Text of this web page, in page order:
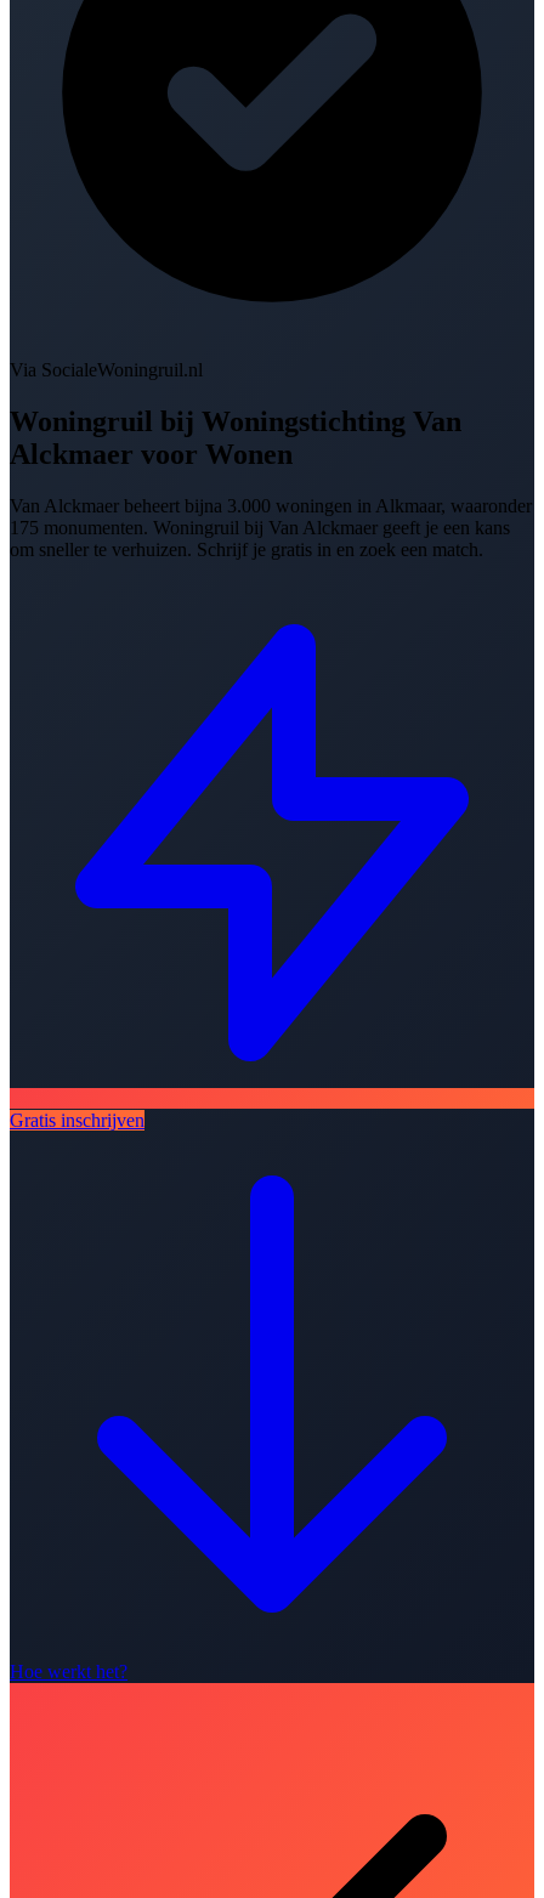
Via SocialeWoningruil.nl
Woningruil bij Woningstichting Van
Alckmaer voor Wonen
Van Alckmaer beheert bijna 3.000 woningen in Alkmaar, waaronder
175 monumenten. Woningruil bij Van Alckmaer geeft je een kans
om sneller te verhuizen. Schrijf je gratis in en zoek een match.
Gratis inschrijven
Hoe werkt het?